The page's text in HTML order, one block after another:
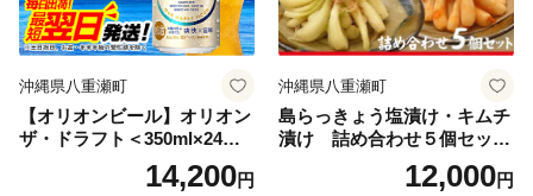
沖縄県八重瀬町
【オリオンビール】オリオン
ザ・ドラフト＜350ml×24缶
＞-ビール オリオン ビール 1
ケース 350ml 24本 すっきり
14,200円
沖縄県八重瀬町
島らっきょう塩漬け・キムチ
漬け 詰め合わせ５個セット
- らっきょう漬け 国産 沖縄県
産 らっきょ 島らっきょ 疲労
12,000円